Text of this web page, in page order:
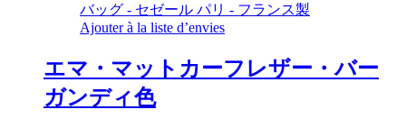
Ajouter à la liste d’envies
エマ・マットカーフレザー・バー
ガンディ色